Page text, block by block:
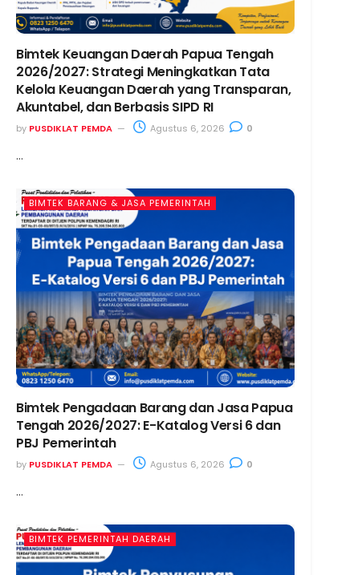
Bimtek Keuangan Daerah Papua Tengah
2026/2027: Strategi Meningkatkan Tata
Kelola Keuangan Daerah yang Transparan,
Akuntabel, dan Berbasis SIPD RI
by PUSDIKLAT PEMDA Agustus 6, 2026 0
...
BIMTEK BARANG & JASA PEMERINTAH
Bimtek Pengadaan Barang dan Jasa Papua
Tengah 2026/2027: E-Katalog Versi 6 dan
PBJ Pemerintah
by PUSDIKLAT PEMDA Agustus 6, 2026 0
...
BIMTEK PEMERINTAH DAERAH